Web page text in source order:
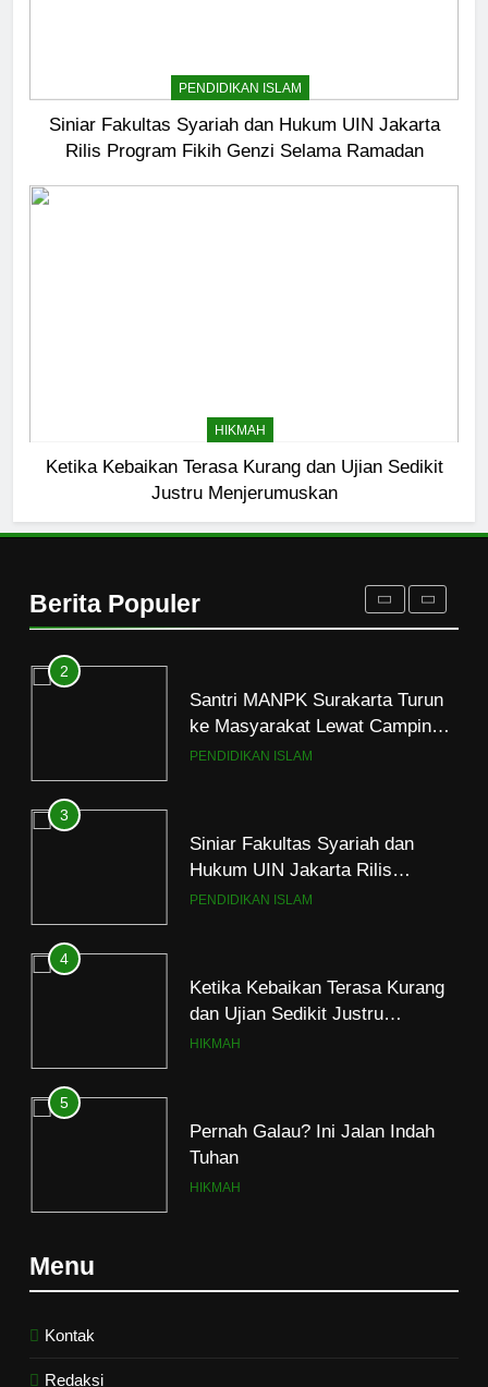
PENDIDIKAN ISLAM
Siniar Fakultas Syariah dan Hukum UIN Jakarta
Rilis Program Fikih Genzi Selama Ramadan
HIKMAH
Ketika Kebaikan Terasa Kurang dan Ujian Sedikit
Justru Menjerumuskan
Berita Populer
6
Ngopi Bareng; Romantisme
Abadi
Mati
HIKMAH
1
Tolak Kekerasan Seksual di
Lingkungan Kampus dan
Pesantren
PENDIDIKAN ISLAM
2
Santri MANPK Surakarta Turun
ke Masyarakat Lewat Camping
Dakwah Ramadan
PENDIDIKAN ISLAM
3
Siniar Fakultas Syariah dan
Hukum UIN Jakarta Rilis
Program Fikih Genzi Selama
PENDIDIKAN ISLAM
4
Ketika Kebaikan Terasa Kurang
dan Ujian Sedikit Justru
Menjerumuskan
HIKMAH
5
Pernah Galau? Ini Jalan Indah
Tuhan
HIKMAH
Menu
Kontak
Redaksi